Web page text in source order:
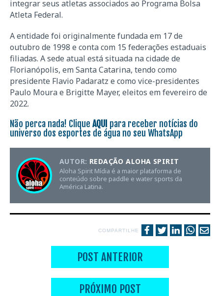
integrar seus atletas associados ao Programa Bolsa
Atleta Federal.
A entidade foi originalmente fundada em 17 de
outubro de 1998 e conta com 15 federações estaduais
filiadas. A sede atual está situada na cidade de
Florianópolis, em Santa Catarina, tendo como
presidente Flavio Padaratz e como vice-presidentes
Paulo Moura e Brigitte Mayer, eleitos em fevereiro de
2022.
Não perca nada! Clique AQUI para receber notícias do
universo dos esportes de água no seu WhatsApp
AUTOR: REDAÇÃO ALOHA SPIRIT
Aloha Spirit Mídia é a maior plataforma de
conteúdo sobre paddle e water sports da
América Latina.
COMPARTILHE
POST ANTERIOR
PRÓXIMO POST